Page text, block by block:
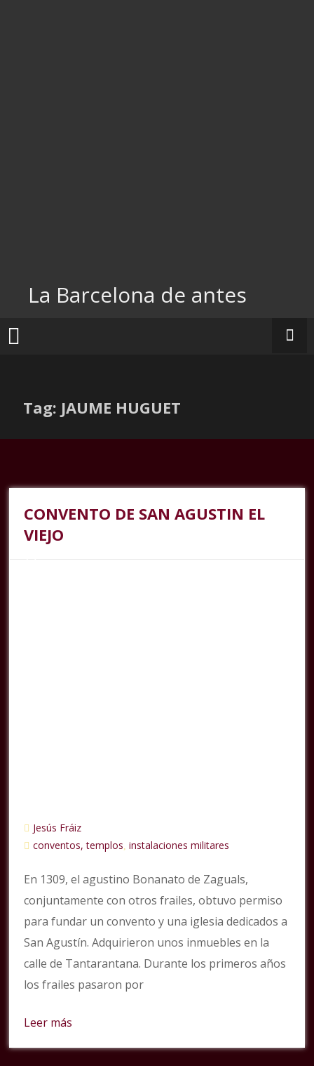
La Barcelona de antes
Tag: JAUME HUGUET
CONVENTO DE SAN AGUSTIN EL
VIEJO
Jesús Fráiz
conventos, templos,instalaciones militares
En 1309, el agustino Bonanato de Zaguals,
conjuntamente con otros frailes, obtuvo permiso
para fundar un convento y una iglesia dedicados a
San Agustín. Adquirieron unos inmuebles en la
calle de Tantarantana. Durante los primeros años
los frailes pasaron por
Leer más